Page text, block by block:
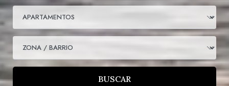
BUSCAR